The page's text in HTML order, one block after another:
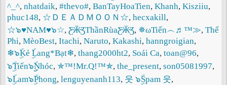
^_^, nhatdaik, #thevo#, BanTayHoaTien, Khanh, Kisziiu,
phuc148, ☆ＤＥＡＤＭＯＯＮ☆, hecxakill,
☆๖♥NAM♥๖☆, Ƹ̴Ӂ̴ƷThầnRùaƸ̴Ӂ̴Ʒ, ✵ωTiến︵♬™≫, Thế
Phi, MèoBest, Itachi, Naruto, Kakashi, hanngroigian,
❄๖ۣۜKẻ ۣۜLang*Bạt❄, thang2000ht2, Soái Ca, toan@96,
๖ۣۜTiến๖ۣۣۣۣۜNhóc, ✯™!Mr.Q!™✯, the_present, son05081997,
๖ۣۜLam๖ۣۜPhong, lenguyenanh113, 웃 ๖ۣۜSpam 웃,